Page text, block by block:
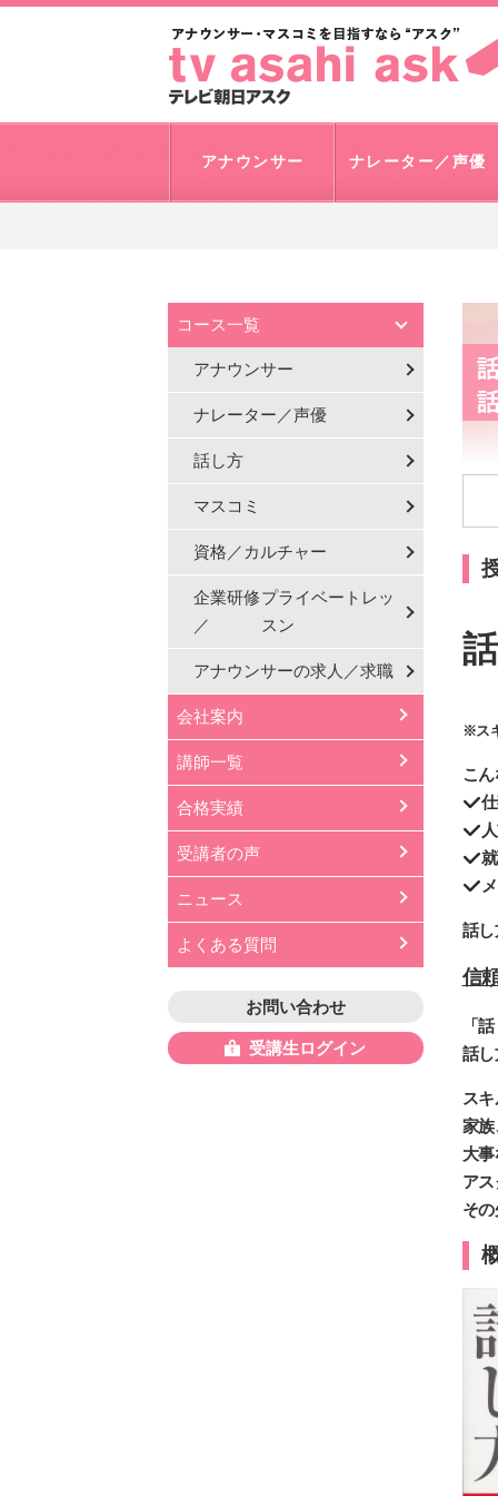
アナウンサー ナレーター／声優
コース一覧
アナウンサー
ナレーター／声優
話し方
マスコミ
資格／カルチャー
企業研修
／
プライベートレッ
スン
アナウンサーの求人／求職
会社案内
講師一覧
合格実績
受講者の声
ニュース
よくある質問
お問い合わせ
受講生ログイン
※ス
こ
話
信
「
話
ス
家
大
ア
そ